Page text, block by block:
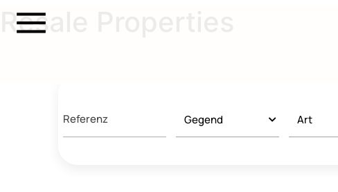
Resale Properties